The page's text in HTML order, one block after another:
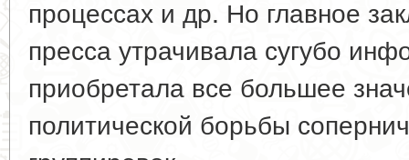
процессах и др. Но главное
пресса утрачивала сугубо
приобретала все большее
политической борьбы